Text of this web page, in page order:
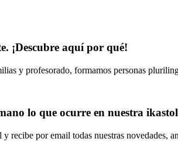
¡Descubre aquí por qué!
y profesorado, formamos personas
lo que ocurre en nuestra
recibe por email todas nuestras novedades,